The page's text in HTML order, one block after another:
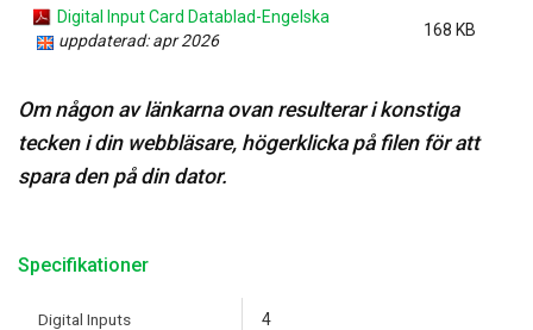
Digital Input Card Datablad-Engelska
uppdaterad: apr 2026
168 KB
Om någon av länkarna ovan resulterar i konstiga
tecken i din webbläsare, högerklicka på filen för att
spara den på din dator.
Specifikationer
Digital Inputs 4